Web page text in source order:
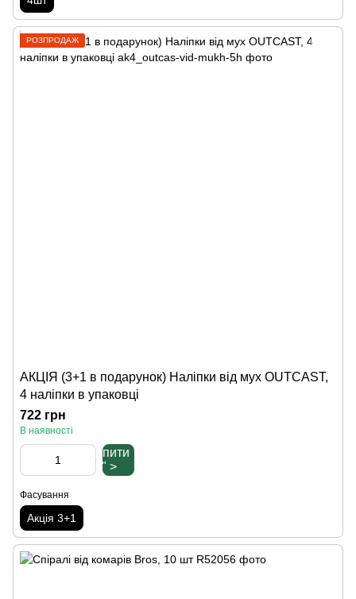
РОЗПРОДАЖ
АКЦІЯ (3+1 в подарунок) Наліпки від мух OUTCAST,
4 наліпки в упаковці
722 грн
В наявності
Купити
" >
Фасування
Акція 3+1